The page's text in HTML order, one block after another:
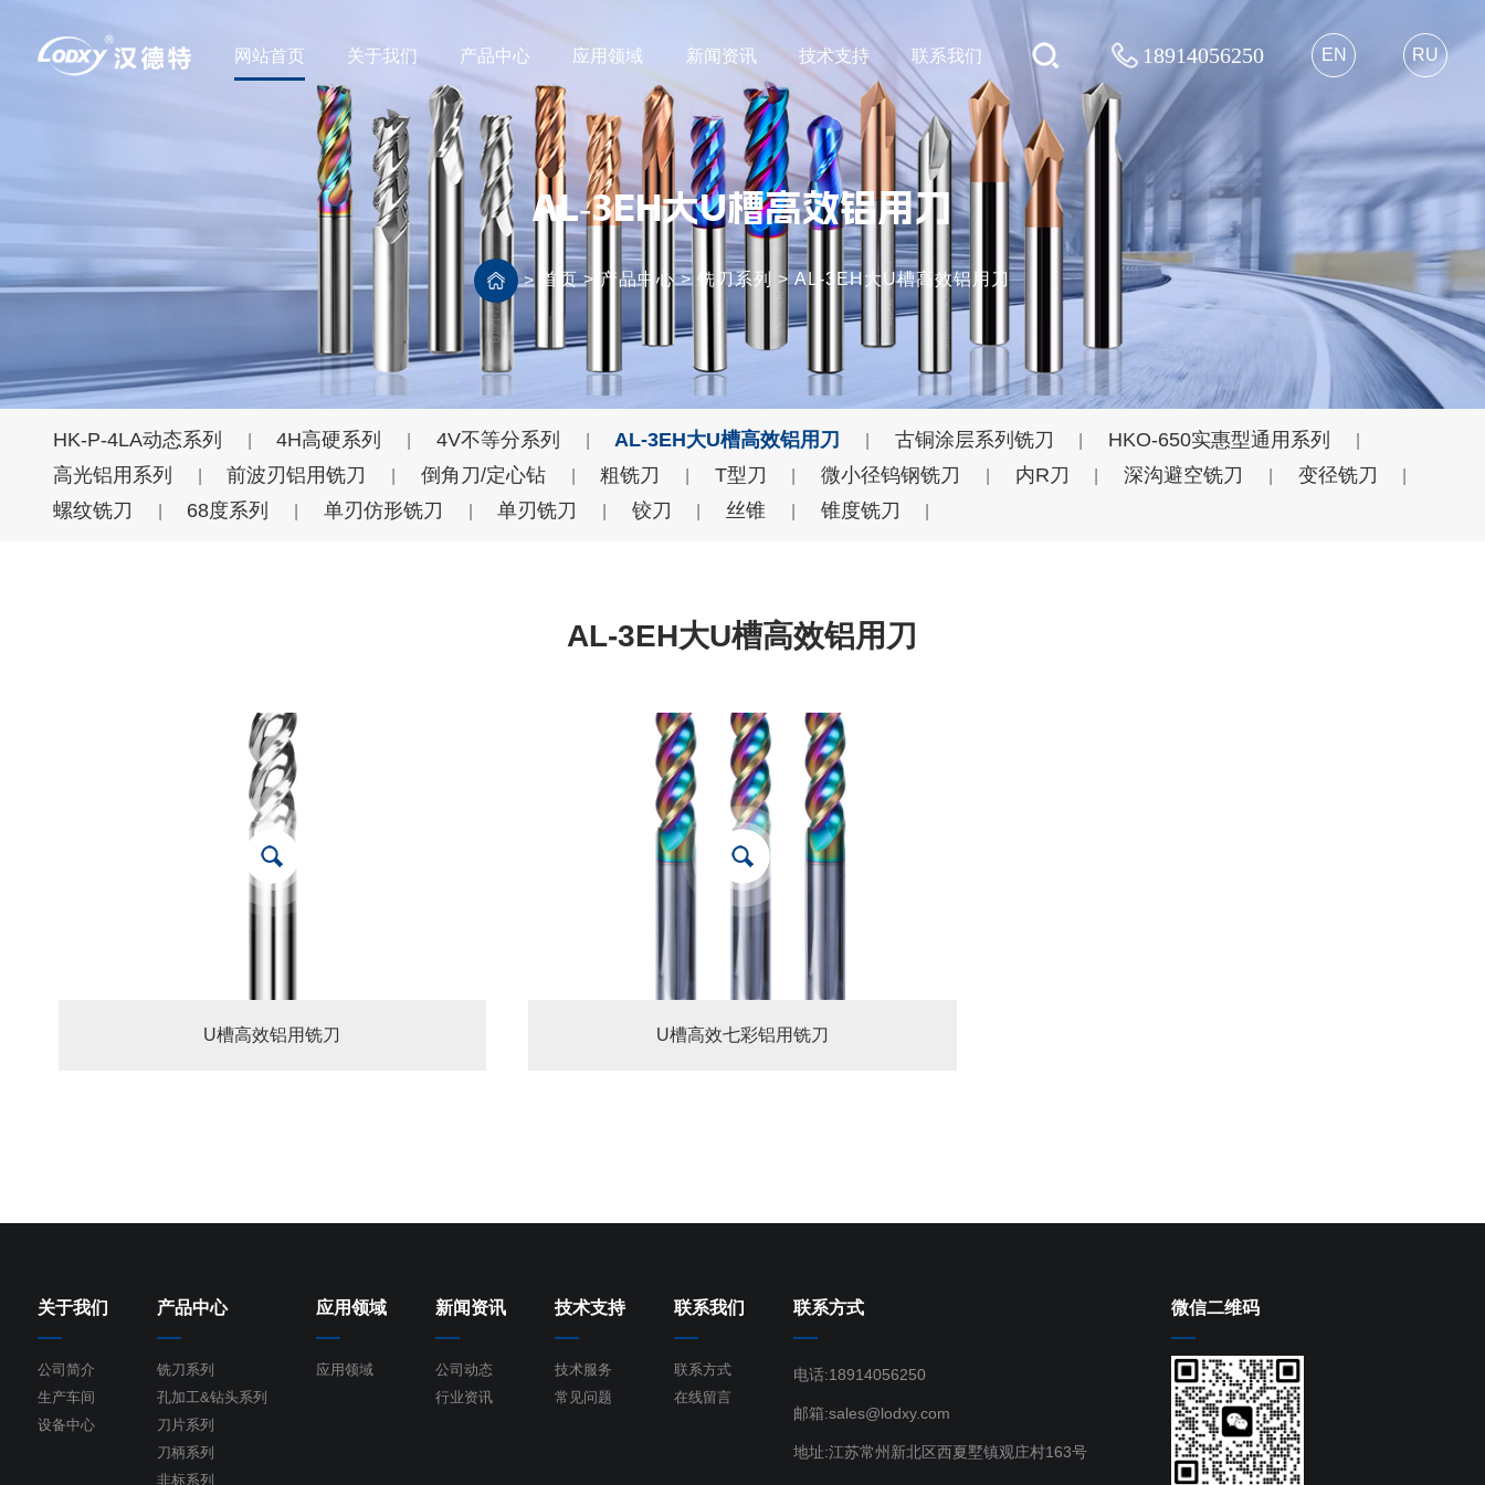
网站首页 关于我们 产品中心 应用领域 新闻资讯 技术支持 联系我们 18914056250 EN RU
AL-3EH大U槽高效铝用刀
> 首页> 产品中心>铣刀系列 >AL-3EH大U槽高效铝用刀
HK-P-4LA动态系列 4H高硬系列 4V不等分系列 AL-3EH大U槽高效铝用刀 古铜涂层系列铣刀 HKO-650实惠型通用系列
高光铝用系列 前波刃铝用铣刀 倒角刀/定心钻 粗铣刀 T型刀 微小径钨钢铣刀 内R刀 深沟避空铣刀 变径铣刀
螺纹铣刀 68度系列 单刃仿形铣刀 单刃铣刀 铰刀 丝锥 锥度铣刀
AL-3EH大U槽高效铝用刀
U槽高效铝用铣刀 U槽高效七彩铝用铣刀
关于我们
公司简介
生产车间
设备中心
产品中心
铣刀系列
孔加工&钻头系列
刀片系列
刀柄系列
非标系列
应用领域
应用领域
新闻资讯
公司动态
行业资讯
技术支持
技术服务
常见问题
联系我们
联系方式
在线留言
联系方式
电话:18914056250
邮箱:sales@lodxy.com
地址:江苏常州新北区西夏墅镇观庄村163号
微信二维码